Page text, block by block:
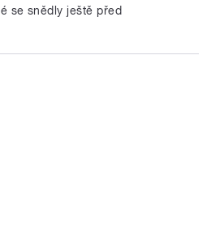
se snědly ještě před